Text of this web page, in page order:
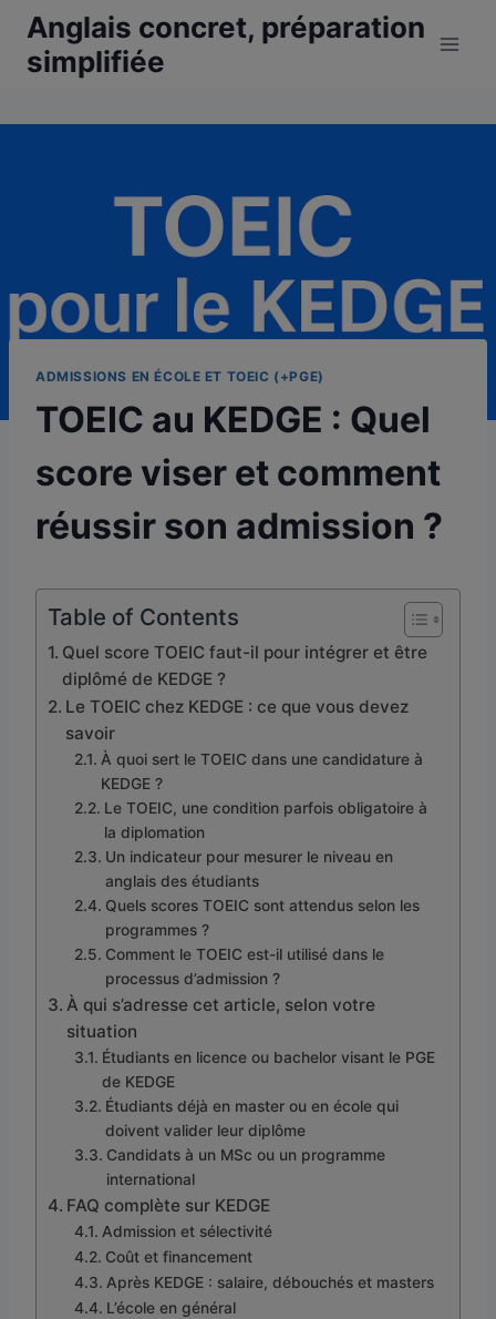
Aller
contenu
Anglais concret, préparation
simplifiée
ADMISSIONS EN ÉCOLE ET TOEIC (+PGE)
TOEIC au KEDGE : Quel
score viser et comment
réussir son admission ?
Table of Contents
Quel score TOEIC faut-il pour intégrer et être
diplômé de KEDGE ?
Le TOEIC chez KEDGE : ce que vous devez
savoir
À quoi sert le TOEIC dans une candidature à
KEDGE ?
Le TOEIC, une condition parfois obligatoire à
la diplomation
Un indicateur pour mesurer le niveau en
anglais des étudiants
Quels scores TOEIC sont attendus selon les
programmes ?
Comment le TOEIC est-il utilisé dans le
processus d’admission ?
À qui s’adresse cet article, selon votre
situation
Étudiants en licence ou bachelor visant le PGE
de KEDGE
Étudiants déjà en master ou en école qui
doivent valider leur diplôme
Candidats à un MSc ou un programme
international
FAQ complète sur KEDGE
Admission et sélectivité
Coût et financement
Après KEDGE : salaire, débouchés et masters
L’école en général